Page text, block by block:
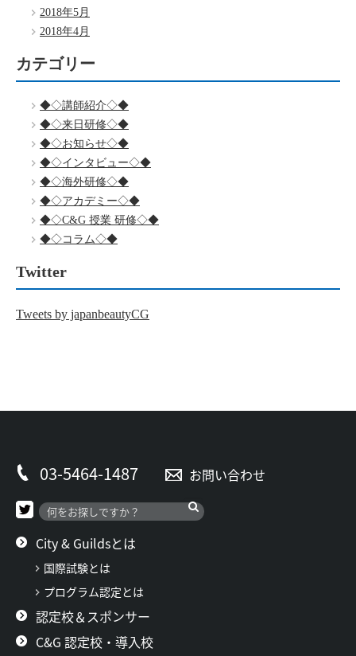
2018年5月
2018年4月
カテゴリー
◆◇講師紹介◇◆
◆◇来日研修◇◆
◆◇お知らせ◇◆
◆◇インタビュー◇◆
◆◇海外研修◇◆
◆◇アカデミー◇◆
◆◇C&G 授業 研修◇◆
◆◇コラム◇◆
Twitter
Tweets by japanbeautyCG
03-5464-1487 お問い合わせ
City & Guildsとは
国際試験とは
プログラム認定とは
認定校＆スポンサー
C&G 認定校・導入校